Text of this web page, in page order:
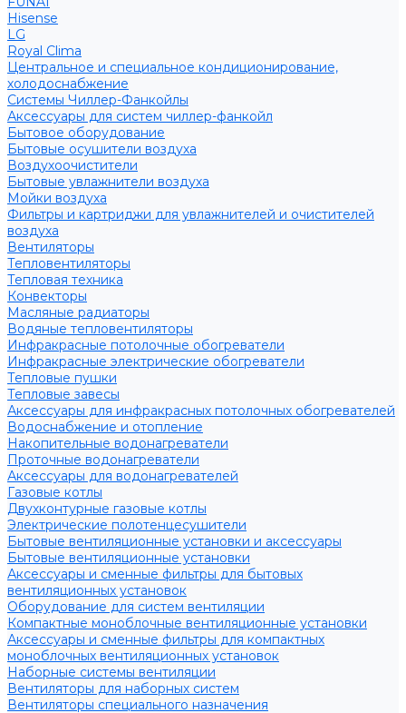
Hisense
LG
Royal Clima
Центральное и специальное кондиционирование,
холодоснабжение
Системы Чиллер-Фанкойлы
Аксессуары для систем чиллер-фанкойл
Бытовое оборудование
Бытовые осушители воздуха
Воздухоочистители
Бытовые увлажнители воздуха
Мойки воздуха
Фильтры и картриджи для увлажнителей и очистителей
воздуха
Вентиляторы
Тепловентиляторы
Тепловая техника
Конвекторы
Масляные радиаторы
Водяные тепловентиляторы
Инфракрасные потолочные обогреватели
Инфракрасные электрические обогреватели
Тепловые пушки
Тепловые завесы
Аксессуары для инфракрасных потолочных обогревателей
Водоснабжение и отопление
Накопительные водонагреватели
Проточные водонагреватели
Аксессуары для водонагревателей
Газовые котлы
Двухконтурные газовые котлы
Электрические полотенцесушители
Бытовые вентиляционные установки и аксессуары
Бытовые вентиляционные установки
Аксессуары и сменные фильтры для бытовых
вентиляционных установок
Оборудование для систем вентиляции
Компактные моноблочные вентиляционные установки
Аксессуары и сменные фильтры для компактных
моноблочных вентиляционных установок
Наборные системы вентиляции
Вентиляторы для наборных систем
Вентиляторы специального назначения